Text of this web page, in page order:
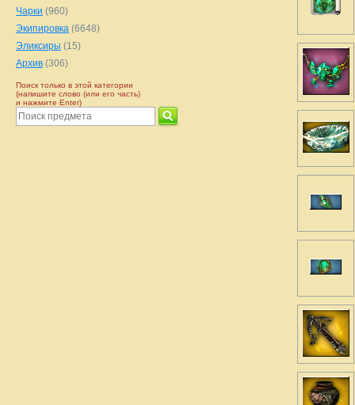
Чарки (960)
Экипировка (6648)
Эликсиры (15)
Архив (306)
Поиск только в этой категории
(напишите слово (или его часть)
и нажмите Enter)